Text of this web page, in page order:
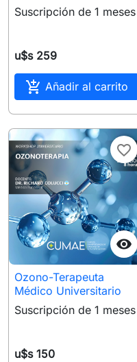
Suscripción de 1 meses
u$s 259
 Añadir al carrito

favorite_border
Ozono-Terapeuta
Médico Universitario
Suscripción de 1 meses
u$s 150